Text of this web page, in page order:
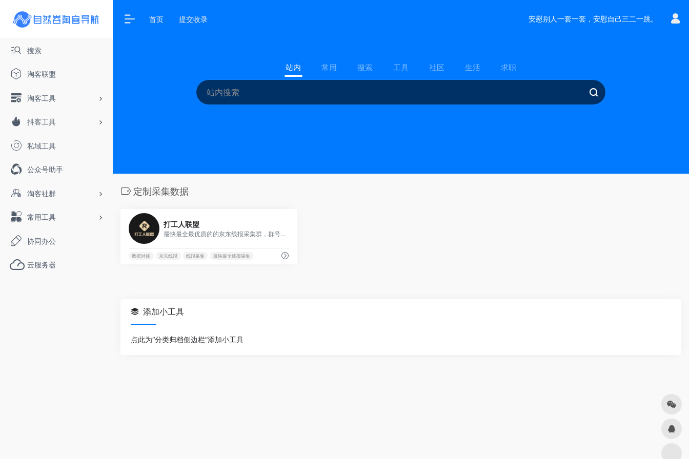
搜索
淘客联盟
淘客工具
抖客工具
私域工具
公众号助手
淘客社群
常用工具
协同办公
云服务器
首页 提交收录 安慰别人一套一套，安慰自己三二一跳。
站内 常用 搜索 工具 社区 生活 求职
定制采集数据
打工人联盟
最快最全最优质的的京东线报采集群，群号747617685，免费开放采集！
数据对接 京东线报 线报采集 最快最全线报采集
添加小工具
点此为“分类归档侧边栏”添加小工具